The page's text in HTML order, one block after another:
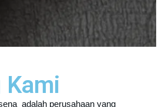
Kami
adalah perusahaan yang